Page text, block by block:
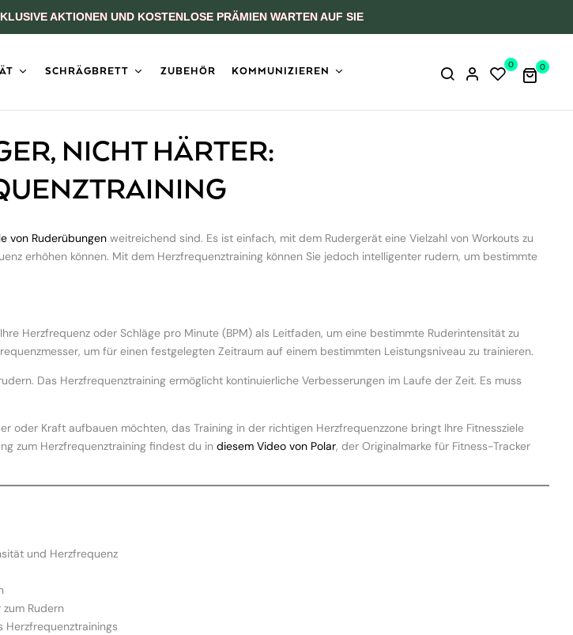
AKTIONEN UND KOSTENLOSE PRÄMIEN WARTEN AUF SIE
SCHRÄGBRETT ZUBEHÖR KOMMUNIZIEREN
0 0
NICHT HÄRTER:
von Ruderübungenweitreichend sind. Es ist einfach, mit dem Rudergerät eine Vielzahl von Workouts zu
erhöhen können. Mit dem Herzfrequenztraining können Sie jedoch intelligenter rudern, um bestimmte
Herzfrequenz oder Schläge pro Minute (BPM) als Leitfaden, um eine bestimmte Ruderintensität zu
um für einen festgelegten Zeitraum auf einem bestimmten Leistungsniveau zu trainieren.
Das Herzfrequenztraining ermöglicht kontinuierliche Verbesserungen im Laufe der Zeit. Es muss
oder Kraft aufbauen möchten, das Training in der richtigen Herzfrequenzzone bringt Ihre Fitnessziele
zum Herzfrequenztraining findest du in diesem Video von Polar, der Originalmarke für Fitness-Tracker
und Herzfrequenz
Rudern
Herzfrequenztrainings